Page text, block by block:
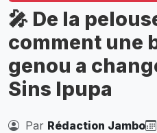
🎤 De la
comment une
genou a
Sins Ipupa
Par Rédaction Jambo